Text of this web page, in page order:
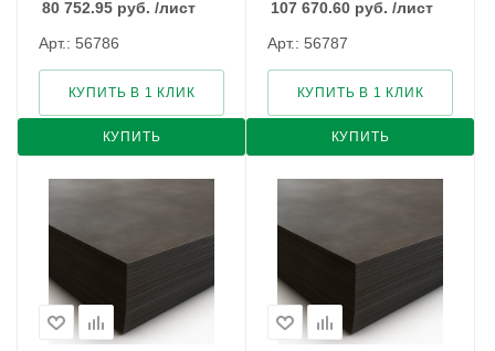
80 752.95 руб. /лист
Арт.: 56786
КУПИТЬ
КУПИТЬ В 1 КЛИК
107 670.60 руб. /лист
Арт.: 56787
КУПИТЬ
КУПИТЬ В 1 КЛИК